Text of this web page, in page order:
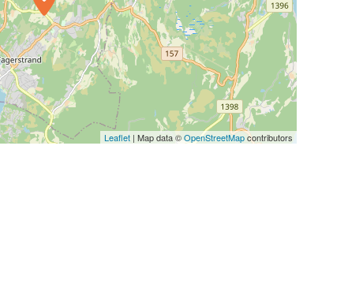
Leaflet | Map data ©OpenStreetMapcontributors